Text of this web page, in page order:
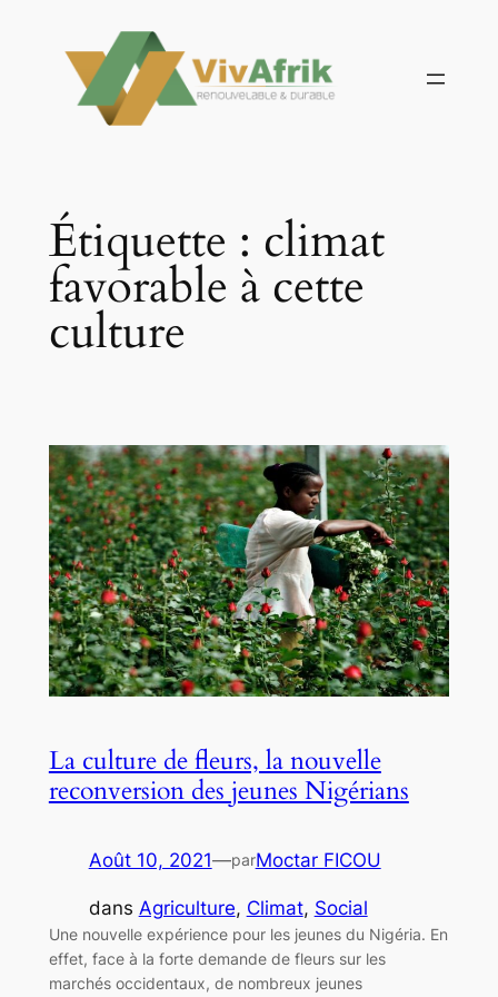
contenu
Étiquette : climat
favorable à cette
culture
La culture de fleurs, la nouvelle
reconversion des jeunes Nigérians
Août 10, 2021—parMoctar FICOU
dans Agriculture, Climat, Social
Une nouvelle expérience pour les jeunes du Nigéria. En
effet, face à la forte demande de fleurs sur les
marchés occidentaux, de nombreux jeunes